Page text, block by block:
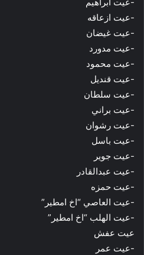
-عيت ابراهيم
-عيت ازعاقه
-عيت غيضان
-عيت مدورد
-عيت محمود
-عيت قنديل
-عيت سلطان
-عيت براني
-عيت رشوان
-عيت باسل
-عيت جوير
-عيت عبدالقادر
-عيت حمزه
-عيت العاصي “اخ امطير”
-عيت الهلب “اخ امطير”
عيت عفش
-عيت عمر